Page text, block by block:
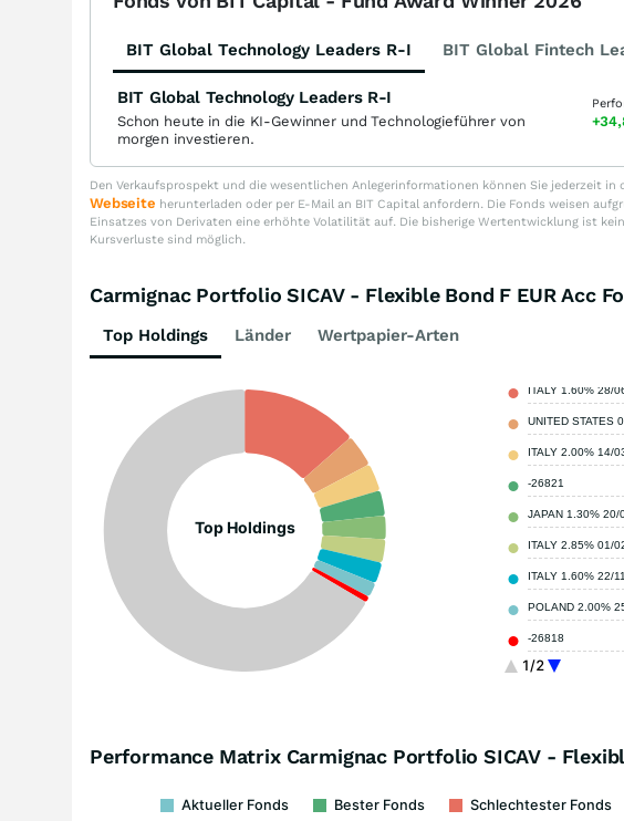
BIT Global Technology Leaders R-I BIT Global Fintech
BIT Global Technology Leaders R-I
Schon heute in die KI-Gewinner und Technologieführer von
morgen investieren.
Den Verkaufsprospekt und die wesentlichen Anlegerinformationen können Sie jederzeit in
Webseite herunterladen oder per E-Mail an BIT Capital anfordern. Die Fonds weisen
Einsatzes von Derivaten eine erhöhte Volatilität auf. Die bisherige Wertentwicklung ist
Kursverluste sind möglich.
Carmignac Portfolio SICAV - Flexible Bond F EUR Acc
Top Holdings Länder Wertpapier-Arten
Top Holdings
1/2
ITALY 1.60% 28/
UNITED STATES
ITALY 2.00% 14/
-26821
JAPAN 1.30% 20/
ITALY 2.85% 01/
ITALY 1.60% 22/
POLAND 2.00%
-26818
Sonstige
Performance Matrix Carmignac Portfolio SICAV -
Aktueller Fonds Bester Fonds Schlechtester Fonds